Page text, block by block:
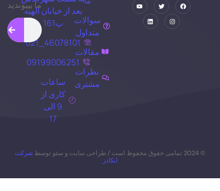
سوالات
متداول
مقالات
نظرات
مشتری
بعد از خیابان الهیه
پ161
46078101_021
09199006251
ساعات
کاری از
9 الی
17
ما بپیوندید
© 2024 تمامی حقوق محفوظ است / طراحی سایت و سئو توسط
شرکت
ایکادز